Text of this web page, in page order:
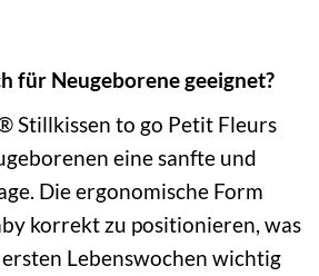
für Neugeborene geeignet?
Stillkissen to go Petit Fleurs
eine sanfte und
Die ergonomische Form
korrekt zu positionieren, was
Lebenswochen wichtig